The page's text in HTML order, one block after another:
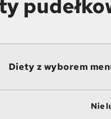
Diety z wyborem
Nie